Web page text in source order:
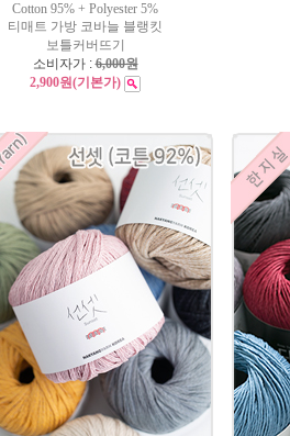
Cotton 95% + Polyester 5%
티매트 가방 코바늘 블랭킷
보틀커버뜨기
소비자가 :6,000원
2,900원(기본가)